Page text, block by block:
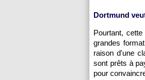
Dortmund
Pourtant,
grandes
raison d'une
sont prêts à
pour